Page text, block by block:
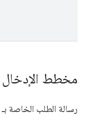
مخطط الإدخال
رسالة الطلب الخاصة بـ GetUserProfile